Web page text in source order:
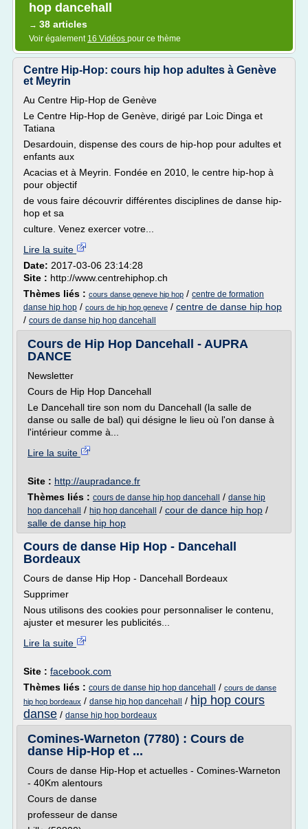
hop dancehall
→ 38 articles
Voir également 16 Vidéos pour ce thème
Centre Hip-Hop: cours hip hop adultes à Genève
et Meyrin
Au Centre Hip-Hop de Genève
Le Centre Hip-Hop de Genève, dirigé par Loic Dinga et
Tatiana
Desardouin, dispense des cours de hip-hop pour adultes et
enfants aux
Acacias et à Meyrin. Fondée en 2010, le centre hip-hop à
pour objectif
de vous faire découvrir différentes disciplines de danse hip-
hop et sa
culture. Venez exercer votre...
Lire la suite
Date: 2017-03-06 23:14:28
Site : http://www.centrehiphop.ch
Thèmes liés : cours danse geneve hip hop / centre de formation
danse hip hop / cours de hip hop geneve / centre de danse hip hop
/ cours de danse hip hop dancehall
Cours de Hip Hop Dancehall - AUPRA
DANCE
Newsletter
Cours de Hip Hop Dancehall
Le Dancehall tire son nom du Dancehall (la salle de
danse ou salle de bal) qui désigne le lieu où l'on danse à
l'intérieur comme à...
Lire la suite
Site : http://aupradance.fr
Thèmes liés : cours de danse hip hop dancehall / danse hip
hop dancehall
/ hip hop dancehall / cour de dance hip hop /
salle de danse hip hop
Cours de danse Hip Hop - Dancehall
Bordeaux
Cours de danse Hip Hop - Dancehall Bordeaux
Supprimer
Nous utilisons des cookies pour personnaliser le contenu,
ajuster et mesurer les publicités...
Lire la suite
Site : facebook.com
Thèmes liés : cours de danse hip hop dancehall / cours de danse
hip hop bordeaux / danse hip hop dancehall / hip hop cours
danse / danse hip hop bordeaux
Comines-Warneton (7780) : Cours de
danse Hip-Hop et ...
Cours de danse Hip-Hop et actuelles - Comines-Warneton
- 40Km alentours
Cours de danse
professeur de danse